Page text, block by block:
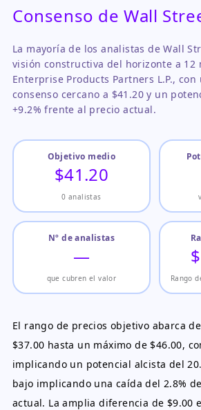
Consenso de Wall
La mayoría de los analistas de Wall
visión constructiva del horizonte a 12
Enterprise Products Partners L.P.,
consenso cercano a $41.20 y un
+9.2% frente al precio actual.
Objetivo medio
$41.20
0 analistas
Nº de analistas
—
que cubren el valor Rango
El rango de precios objetivo abarca
$37.00 hasta un máximo de $46.00,
implicando un potencial alcista del
bajo implicando una caída del 2.8%
actual. La amplia diferencia de $9.00